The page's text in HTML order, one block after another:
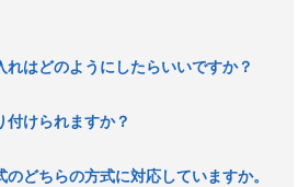
れはどのようにしたらいいですか？
付けられますか？
どちらの方式に対応していますか。